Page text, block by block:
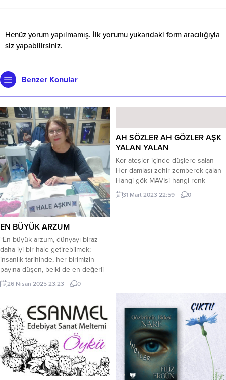
Henüz yorum yapılmamış. İlk yorumu yukarıdaki form aracılığıyla
siz yapabilirsiniz.
Benzer Konular
EN BÜYÜK ARZUM
“En büyük arzum, dünyayı biraz
daha iyi bir hale getirebilmek;
insanlık tarihinde, her birimizin
payına düşen, belki de en değerli
görev budur. Çünkü her bireyin,
sahip olduğu küçük ama güçlü
açabileceğine inanıyorum. Küresel
sorunlar karşısında umutsuzluğa
düşmek yerine, her birimizin,
içindeki iyiliği keşfederek, sevgi ve
anlayışla...
26 Nisan 2025 23:23 0
AH SÖZLER AH GÖZLER AŞK
YALAN YALAN
Kor ateşler içinde düşlere salan
Her damlası zehir zemberek çalan
Hangi gök MAVİsi hangi renk
boyan Ah sözler ah gözler aşk
yalan yalan * Kuşlarda göçebe
31 Mart 2023 22:59 0